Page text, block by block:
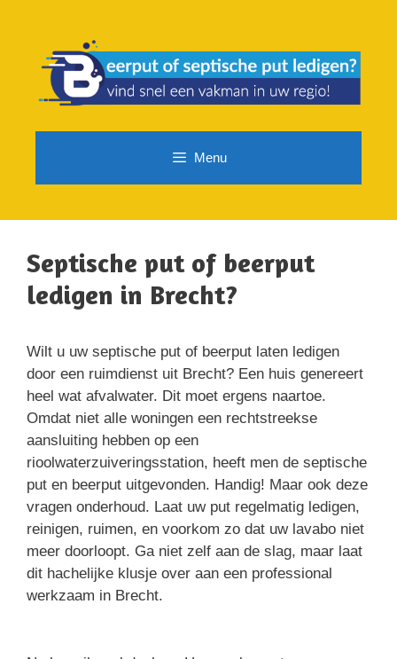
Menu
Septische put of beerput
ledigen in Brecht?
Wilt u uw septische put of beerput laten ledigen
door een ruimdienst uit Brecht? Een huis genereert
heel wat afvalwater. Dit moet ergens naartoe.
Omdat niet alle woningen een rechtstreekse
aansluiting hebben op een
rioolwaterzuiveringsstation, heeft men de septische
put en beerput uitgevonden. Handig! Maar ook deze
vragen onderhoud. Laat uw put regelmatig ledigen,
reinigen, ruimen, en voorkom zo dat uw lavabo niet
meer doorloopt. Ga niet zelf aan de slag, maar laat
dit hachelijke klusje over aan een professional
werkzaam in Brecht.